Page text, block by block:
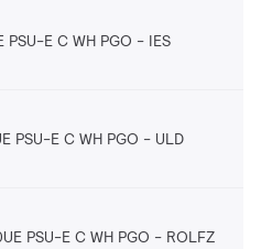
E C WH PGO IES
PSU-E C WH PGO ULD
PSU-E C WH PGO ROLFZ